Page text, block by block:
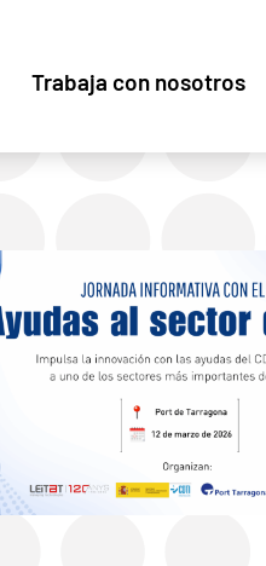
Trabaja con nosotros